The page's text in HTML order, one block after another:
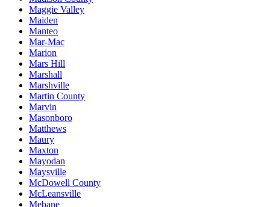
Maggie Valley
Maiden
Manteo
Mar-Mac
Marion
Mars Hill
Marshall
Marshville
Martin County
Marvin
Masonboro
Matthews
Maury
Maxton
Mayodan
Maysville
McDowell County
McLeansville
Mebane